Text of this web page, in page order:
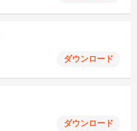
ダウンロード
ダウンロード